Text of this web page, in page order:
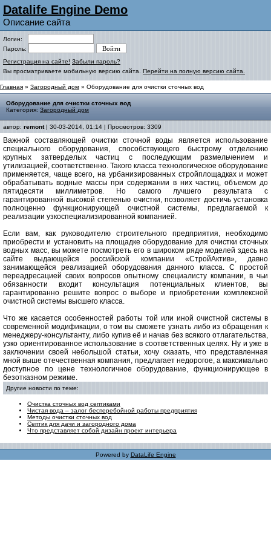
Datalife Engine Demo
Описание сайта
Логин:
Пароль:
Регистрация на сайте! Забыли пароль?
Вы просматриваете мобильную версию сайта. Перейти на полную версию сайта.
Главная » Загородный дом » Оборудование для очистки сточных вод
Оборудование для очистки сточных вод
Категория: Загородный дом
автор: remont| 30-03-2014, 01:14 | Просмотров: 3309
Важной составляющей очистки сточной воды является использование
специального оборудования, способствующего быстрому отделению
крупных затверделых частиц с последующим размельчением и
утилизацией, соответственно. Такого класса технологическое оборудование
применяется, чаще всего, на урбанизированных стройплощадках и может
обрабатывать водные массы при содержании в них частиц, объемом до
пятидесяти миллиметров. Но самого лучшего результата с
гарантированной высокой степенью очистки, позволяет достичь установка
полноценно функционирующей очистной системы, предлагаемой к
реализации узкоспециализированной компанией.
Если вам, как руководителю строительного предприятия, необходимо
приобрести и установить на площадке оборудование для очистки сточных
водных масс, вы можете посмотреть его в широком ряде моделей здесь на
сайте выдающейся российской компании «СтройАктив», давно
занимающейся реализацией оборудования данного класса. С простой
переадресацией своих вопросов опытному специалисту компании, в чьи
обязанности входит консультация потенциальных клиентов, вы
гарантированно решите вопрос о выборе и приобретении комплексной
очистной системы высшего класса.
Что же касается особенностей работы той или иной очистной системы в
современной модификации, о том вы сможете узнать либо из обращения к
менеджеру-консультанту, либо купив её и начав без всякого отлагательства,
узко ориентированное использование в соответственных целях. Ну и уже в
заключении своей небольшой статьи, хочу сказать, что представленная
мной выше отечественная компания, предлагает недорогое, а максимально
доступное по цене технологичное оборудование, функционирующее в
безотказном режиме.
Другие новости по теме:
Очистка сточных вод септиками
Чистая вода – залог бесперебойной работы предприятия
Методы очистки сточных вод
Септик для дачи и загородного дома
Что представляет собой дизайн проект интерьера
Powered by DataLife Engine